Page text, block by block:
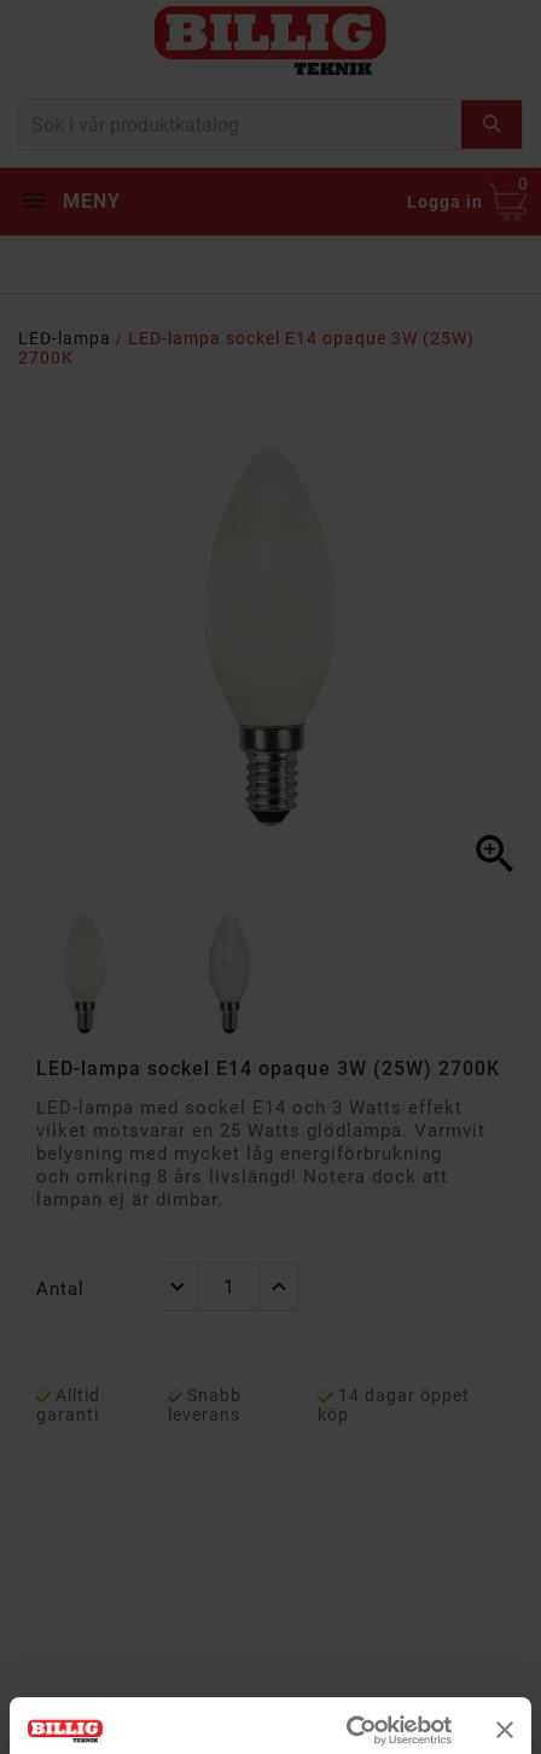
MENY Logga in
0
LED-lampa
LED-lampa sockel E14 opaque 3W (25W)
2700K

LED-lampa sockel E14 opaque 3W (25W) 2700K
LED-lampa med sockel E14 och 3 Watts effekt
vilket motsvarar en 25 Watts glödlampa. Varmvit
belysning med mycket låg energiförbrukning
och omkring 8 års livslängd! Notera dock att
lampan ej är dimbar.
Antal
Alltid
garanti
Snabb
leverans
14 dagar öppet
köp